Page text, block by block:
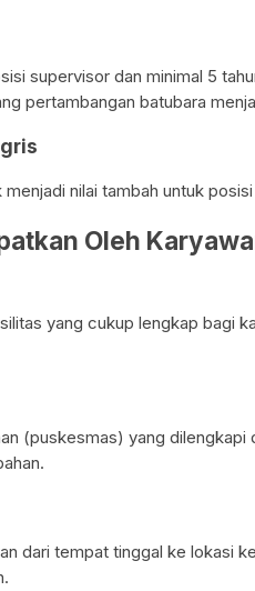
supervisor dan minimal 5
pertambangan batubara
nilai tambah untuk
Oleh
yang cukup lengkap bagi
(puskesmas) yang
dari tempat tinggal ke lokasi